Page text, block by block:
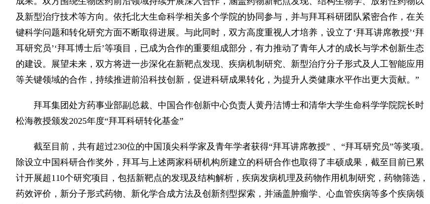
及新型治疗技术等方向。依托北大生命科学相关多个学院的协同参与，并与拜耳科研团队紧密合作，在关
键科学问题和转化研究方面不断取得进展。与此同时，双方高度重视人才培养，设立了‘拜耳讲席教授’‘拜
耳研究员’‘拜耳博士后’等项目，已成为合作的重要组成部分，有力推动了青年人才的成长与学术创新生态
的建设。展望未来，双方将进一步深化在新靶点发现、疾病机制研究、新型治疗分子形式及人工智能应用
等关键领域的合作，持续推进前沿科技创新，促进科研成果转化，为提升人类健康水平作出更大贡献。”
拜耳集团处方药事业部副总裁、中国合作创新中心负责人黄丹洁博士和清华大学生命科学学院院长时
松海教授颁发2025年度“拜耳科研转化基金”
截至目前，共有超过230位的中国顶尖科学家及青年学者获得“拜耳讲席教授” 、“拜耳研究员”等奖项。
除设立中国科研合作奖外，拜耳与上述两家科研机构所建立的科研合作也取得了丰硕成果，截至目前已累
计开展超110个研究项目，包括新靶点的发现及结构解析，疾病发病机理及药物作用机制研究，药物筛选，
药效评价，新分子形式药物、新化学合成方法及创新剂型探索，并涵盖肿瘤学、心血管疾病等多个疾病领